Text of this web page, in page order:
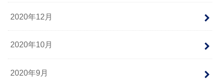
2020年12月
2020年10月
2020年9月